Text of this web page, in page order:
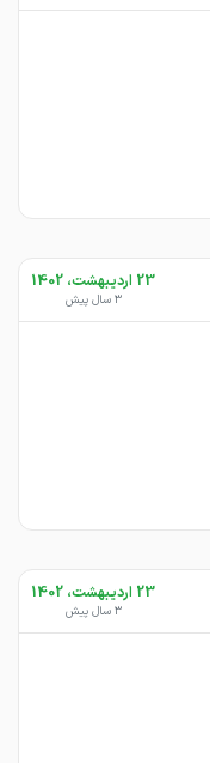
23 اردیبهشت، 1402
3 سال پیش
23 اردیبهشت، 1402
3 سال پیش